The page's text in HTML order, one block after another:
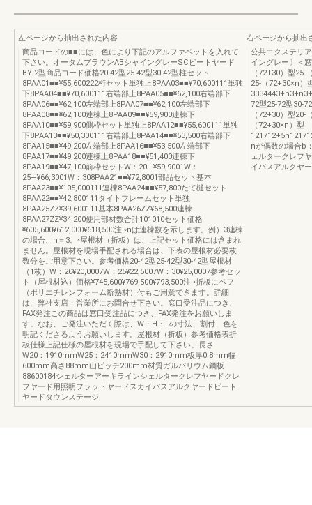
左ページから抽出された内容
商品コードの■■には、色により下記のアルファベットを入れて
下さい。オータムブラウンABシャイングレーSCビートヤード
BY-2型商品コード価格20-42型25-42型30-42型柱セット
8PAA01■■¥55,600222桁セット単独上8PAA03■■¥70,600111単独
下8PAA04■■¥70,600111右端部上8PAA05■■¥62,100右端部下
8PAA06■■¥62,100左端部上8PAA07■■¥62,100左端部下
8PAA08■■¥62,100連棟上8PAA09■■¥59,900連棟下
8PAA10■■¥59,900側枠セット単独上8PAA12■■¥55,600111単独
下8PAA13■■¥50,300111右端部上8PAA14■■¥53,500右端部下
8PAA15■■¥49,200左端部上8PAA16■■¥53,500左端部下
8PAA17■■¥49,200連棟上8PAA18■■¥51,400連棟下
8PAA19■■¥47,100前枠セットW：20―¥59,9001W：
25―¥66,3001W：308PAA21■■¥72,8001部品セット基本
8PAA23■■¥105,000111連棟8PAA24■■¥57,800たて樋セット
8PAA22■■¥42,800111タイトフレームセット単独
8PAA25ZZ¥39,600111基本8PAA26ZZ¥68,500連棟
8PAA27ZZ¥34,200使用部材数合計101010セット価格
¥605,600¥612,000¥618,500注 ◦nは連棟数を示します。例）3連棟
の場合、n＝3。◦屋根材（折板）は、上記セット価格には含まれ
ません。屋根材を現場手配される場合は、下表の屋根材必要枚
数分をご用意下さい。参考価格20-42型25-42型30-42型屋根材
（1枚）W：20¥20,0007W：25¥22,5007W：30¥25,0007参考セッ
ト（屋根材込）価格¥745,600¥769,500¥793,500注 ◦折板にペフ
（ポリエチレンフォーム断熱材）付もご用意できます。詳細
は、弊社支店・営業所にお問合せ下さい。窓口受注品につき、
FAX発注この商品は窓口受注品につき、FAX発注をお願いしま
す。なお、ご発注いただく際は、W・H・Lの寸法、割付、色を
明記くださるようお願いします。屋根材（折板）参考価格表折
板仕様上記仕様の屋根材を現場で手配して下さい。長さ
W20：1910mmW25：2410mmW30：2910mm板厚0.8mm幅
600mm高さ88mm山ピッチ200mm材質ガルバリウム鋼板
88600184シェルターアーキラインシェルタークレフヤードクレ
フヤード用照明フラットヤードスカイパスアルクヤードビート
ヤードタウンステージ
右ページから抽出
公共エクステリ
イングレー〕＜
（72+30）型25-
25-（72+30×n）
72型25-72型30-
（72+30）型20-
（72+30×n）型
nが偶数の場合b
ェルタークレフ
イパスアルクヤ